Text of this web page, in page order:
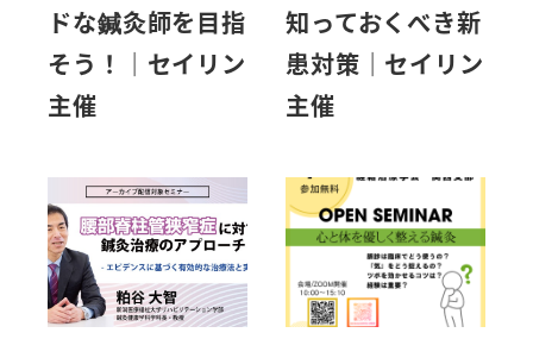
ドな鍼灸師を目指
そう！｜セイリン
主催
知っておくべき新
患対策｜セイリン
主催